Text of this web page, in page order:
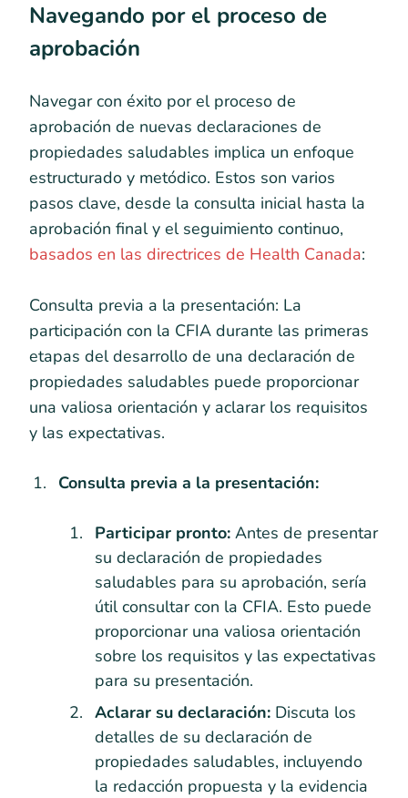
Navegando por el proceso de
aprobación
Navegar con éxito por el proceso de
aprobación de nuevas declaraciones de
propiedades saludables implica un enfoque
estructurado y metódico. Estos son varios
pasos clave, desde la consulta inicial hasta la
aprobación final y el seguimiento continuo,
basados en las directrices de Health Canada:
Consulta previa a la presentación: La
participación con la CFIA durante las primeras
etapas del desarrollo de una declaración de
propiedades saludables puede proporcionar
una valiosa orientación y aclarar los requisitos
y las expectativas.
Consulta previa a la presentación:
Participar pronto: Antes de presentar
su declaración de propiedades
saludables para su aprobación, sería
útil consultar con la CFIA. Esto puede
proporcionar una valiosa orientación
sobre los requisitos y las expectativas
para su presentación.
Aclarar su declaración: Discuta los
detalles de su declaración de
propiedades saludables, incluyendo
la redacción propuesta y la evidencia